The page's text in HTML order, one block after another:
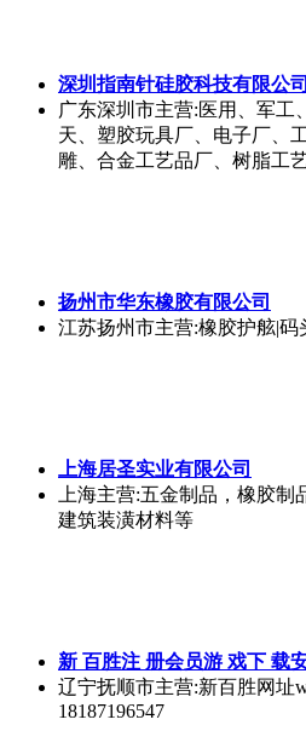
深圳指南针硅胶科技有限公司
广东深圳市主营:医用、军工
天、塑胶玩具厂、电子厂、
雕、合金工艺品厂、树脂工
扬州市华东橡胶有限公司
江苏扬州市主营:橡胶护舷|
上海居圣实业有限公司
上海主营:五金制品，橡胶制
建筑装潢材料等
新 百胜注 册会员游 戏下 载
辽宁抚顺市主营:新百胜网址
18187196547